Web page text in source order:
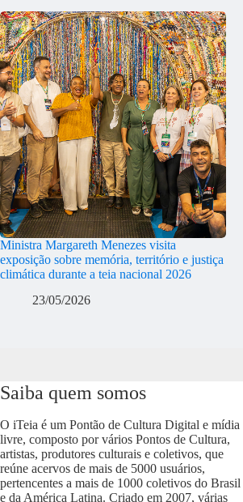
Ministra Margareth Menezes visita
exposição sobre memória, território e justiça
climática durante a teia nacional 2026
23/05/2026
Saiba quem somos
O iTeia é um Pontão de Cultura Digital e mídia
livre, composto por vários Pontos de Cultura,
artistas, produtores culturais e coletivos, que
reúne acervos de mais de 5000 usuários,
pertencentes a mais de 1000 coletivos do Brasil
e da América Latina. Criado em 2007, várias